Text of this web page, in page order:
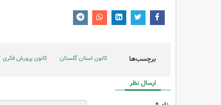
برچسب‌ها کانون استان گلستان کانون پرورش فکری
ارسال نظر